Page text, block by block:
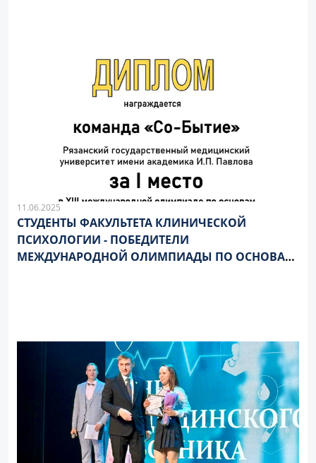
11.06.2025
СТУДЕНТЫ ФАКУЛЬТЕТА КЛИНИЧЕСКОЙ
ПСИХОЛОГИИ - ПОБЕДИТЕЛИ
МЕЖДУНАРОДНОЙ ОЛИМПИАДЫ ПО ОСНОВАМ